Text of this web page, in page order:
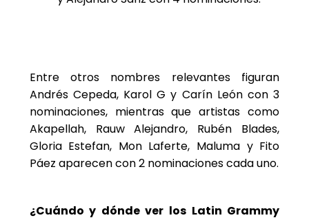
Entre otros nombres relevantes figuran
Andrés Cepeda, Karol G y Carín León con 3
nominaciones, mientras que artistas como
Akapellah, Rauw Alejandro, Rubén Blades,
Gloria Estefan, Mon Laferte, Maluma y Fito
Páez aparecen con 2 nominaciones cada uno.
¿Cuándo y dónde ver los Latin Grammy